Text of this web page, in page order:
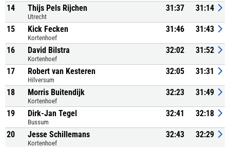
14 Thijs Pels Rijchen
Utrecht
31:37 31:14
15 Kick Fecken
Kortenhoef
31:46 31:43
16 David Bilstra
Kortenhoef
32:02 31:52
17 Robert van Kesteren
Hilversum
32:05 31:31
18 Morris Buitendijk
Kortenhoef
32:23 31:49
19 Dirk-Jan Tegel
Bussum
32:41 32:18
20 Jesse Schillemans
Kortenhoef
32:43 32:29